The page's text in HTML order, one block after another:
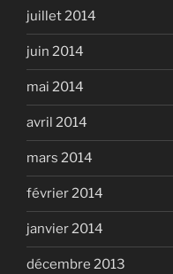
juillet 2014
juin 2014
mai 2014
avril 2014
mars 2014
février 2014
janvier 2014
décembre 2013